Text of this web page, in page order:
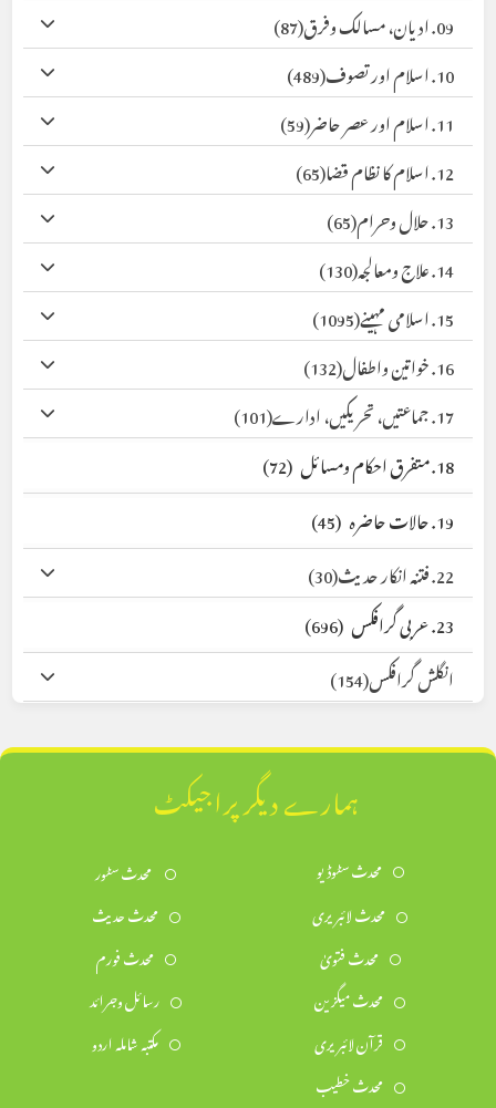
09. ادیان، مسالک وفرق
(87)
10. اسلام اور تصوف
(489)
11. اسلام اور عصر حاضر
(59)
12. اسلام کا نظام قضا
(65)
13. حلال وحرام
(65)
14. علاج ومعالجہ
(130)
15. اسلامی مہینے
(1095)
16. خواتین واطفال
(132)
17. جماعتیں، تحریکیں، ادارے
(101)
18. متفرق احکام ومسائل
(72)
19. حالات حاضرہ
(45)
22. فتنہ انکار حدیث
(30)
23. عربی گرافکس
(696)
انگلش گرافکس(154)
ہمارے دیگر پراجیکٹ
محدث سٹوڈیو
محدث سٹور
محدث لائبریری
محدث حدیث
محدث فتویٰ
محدث فورم
محدث میگزین
رسائل وجرائد
قرآن لائبریری
مکتبہ شاملہ اردو
محدث خطیب